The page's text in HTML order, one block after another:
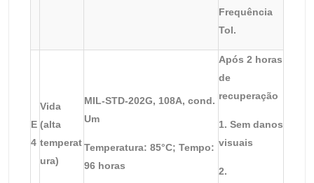
Frequência
Tol.
E
4
Vida
(alta
temperat
ura)
MIL-STD-202G, 108A, cond.
Um
Temperatura: 85°C; Tempo:
96 horas
Após 2 horas
de
recuperação
1. Sem danos
visuais
2.